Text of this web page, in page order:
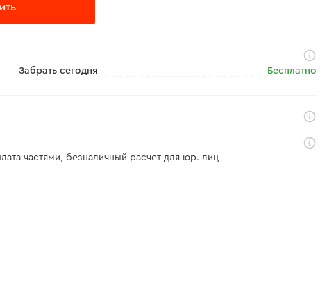
Забрать сегодня
Бесплатно
частями, безналичный расчет для юр. лиц